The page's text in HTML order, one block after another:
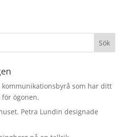
som har ditt
ögonen.
Petra Lundin designade